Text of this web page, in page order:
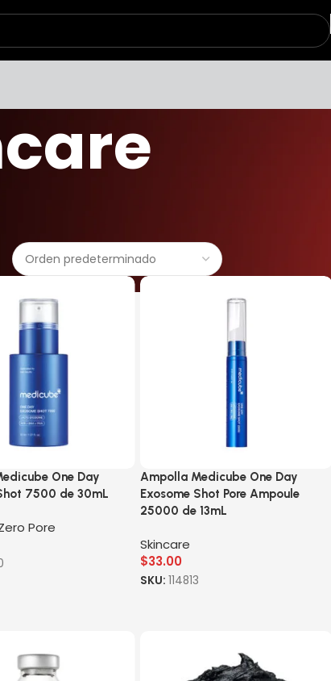
One Day
7500 de 30mL
Pore
Ampolla Medicube One Day
Exosome Shot Pore Ampoule
25000 de 13mL
Skincare
$33.00
SKU: 114813